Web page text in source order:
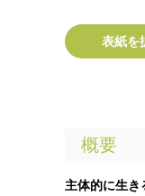
表紙を
概要
主体的に生き